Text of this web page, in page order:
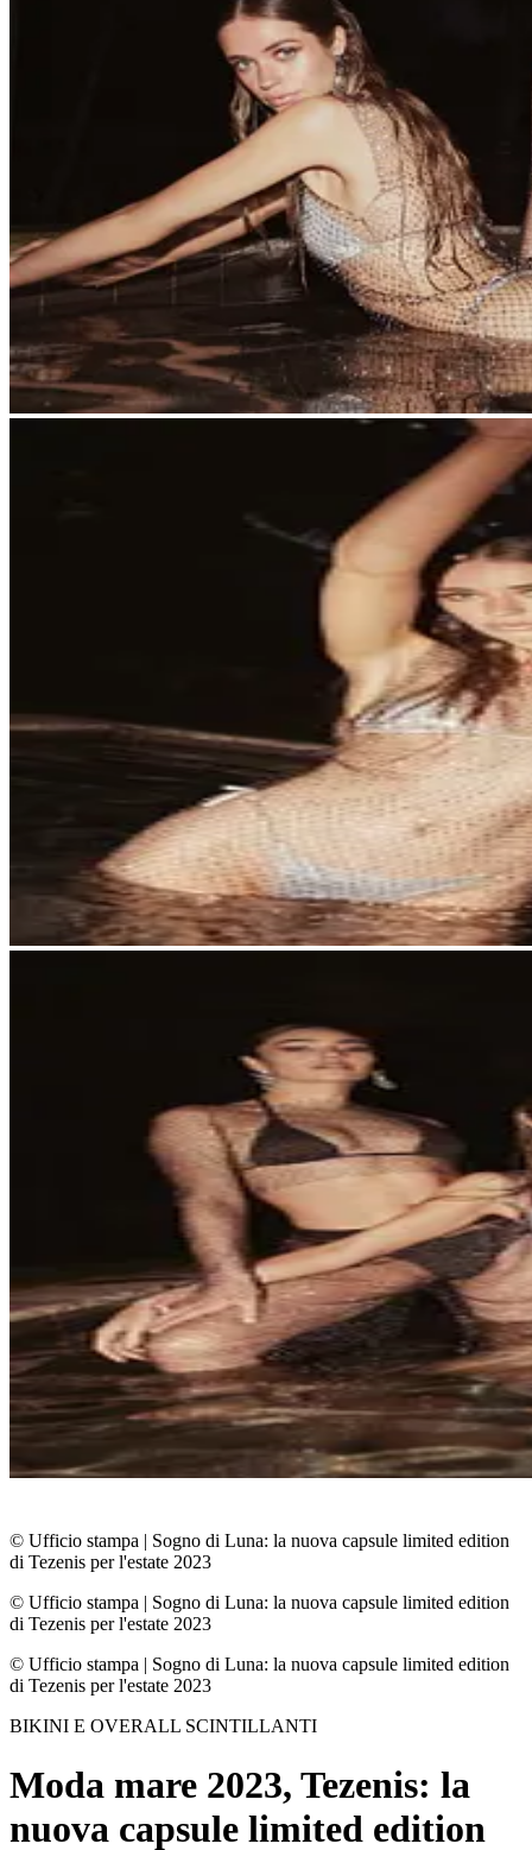
© Ufficio stampa | Sogno di Luna: la nuova capsule limited edition
di Tezenis per l'estate 2023
© Ufficio stampa | Sogno di Luna: la nuova capsule limited edition
di Tezenis per l'estate 2023
© Ufficio stampa | Sogno di Luna: la nuova capsule limited edition
di Tezenis per l'estate 2023
BIKINI E OVERALL SCINTILLANTI
Moda mare 2023, Tezenis: la
nuova capsule limited edition